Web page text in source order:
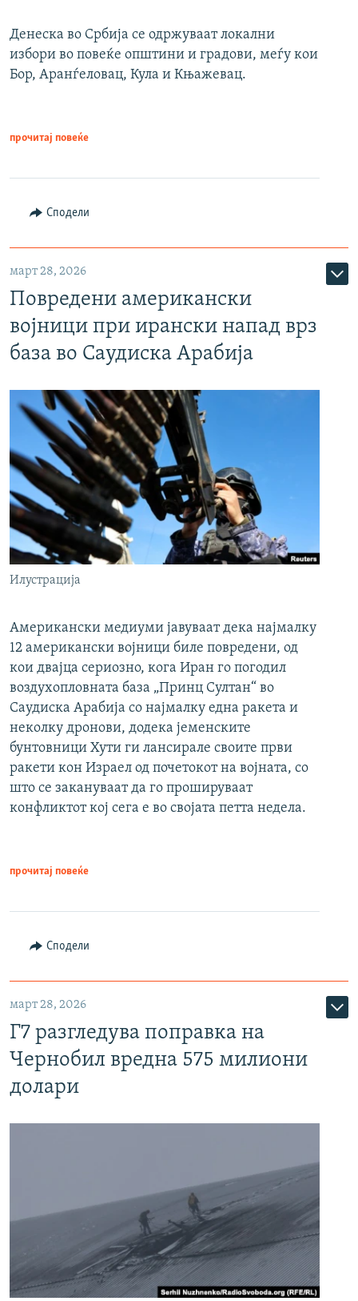
Денеска во Србија се одржуваат локални
избори во повеќе општини и градови, меѓу кои
Бор, Аранѓеловац, Кула и Књажевац.
прочитај повеќе
Сподели
март 28, 2026
Повредени американски
војници при ирански напад врз
база во Саудиска Арабија
Илустрација
Американски медиуми јавуваат дека најмалку
12 американски војници биле повредени, од
кои двајца сериозно, кога Иран го погодил
воздухопловната база „Принц Султан“ во
Саудиска Арабија со најмалку една ракета и
неколку дронови, додека јеменските
бунтовници Хути ги лансирале своите први
ракети кон Израел од почетокот на војната, со
што се закануваат да го прошируваат
конфликтот кој сега е во својата петта недела.
прочитај повеќе
Сподели
март 28, 2026
Г7 разгледува поправка на
Чернобил вредна 575 милиони
долари